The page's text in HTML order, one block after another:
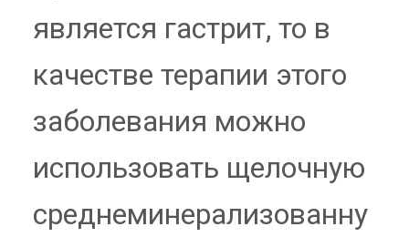
является гастрит, то в
качестве терапии этого
заболевания можно
использовать щелочную
среднеминерализованну